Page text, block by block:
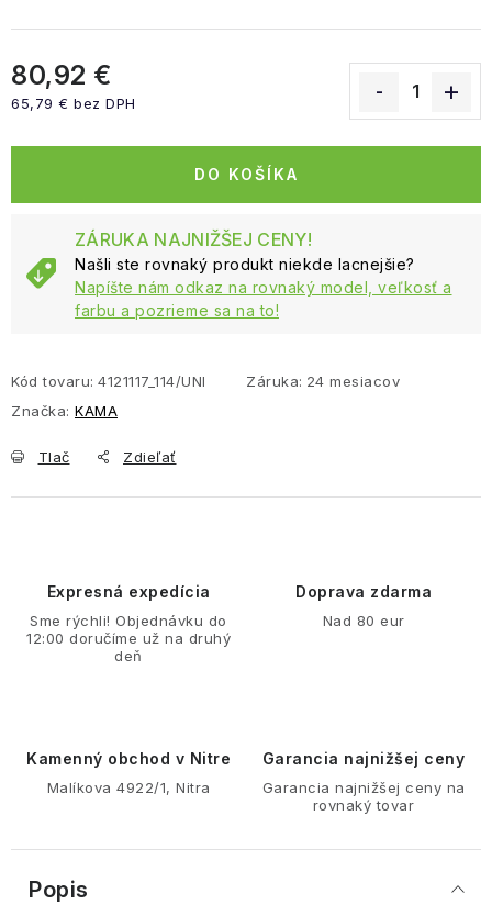
80,92 €
65,79 € bez DPH
DO KOŠÍKA
ZÁRUKA NAJNIŽŠEJ CENY!
Našli ste rovnaký produkt niekde lacnejšie?
Napíšte nám odkaz na rovnaký model, veľkosť a
farbu a pozrieme sa na to!
Kód tovaru: 4121117_114/UNI Záruka: 24 mesiacov
Značka: KAMA
Tlač Zdieľať
Expresná expedícia
Sme rýchli! Objednávku do
12:00 doručíme už na druhý
deň
Doprava zdarma
Nad 80 eur
Kamenný obchod v Nitre
Malíkova 4922/1, Nitra
Garancia najnižšej ceny
Garancia najnižšej ceny na
rovnaký tovar
Popis